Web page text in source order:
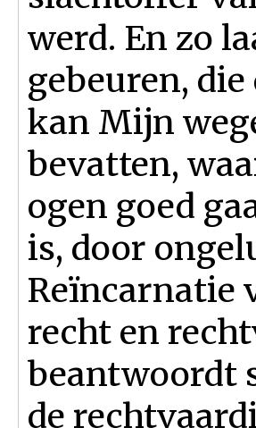
werd. En zo
gebeuren,
kan Mijn
bevatten,
ogen goed
is, door
Reïncarnatie
recht en
beantwoordt
de